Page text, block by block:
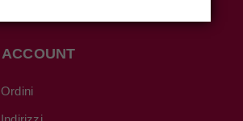
ACCOUNT
Ordini